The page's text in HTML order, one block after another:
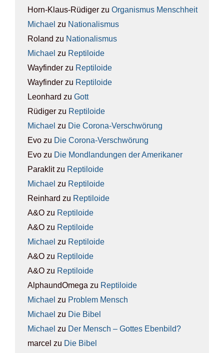
Horn-Klaus-Rüdiger zu Orga­nis­mus Mensch­heit
Michael zu Natio­na­lis­mus
Roland zu Natio­na­lis­mus
Michael zu Rep­ti­lo­ide
Wayfinder zu Rep­ti­lo­ide
Wayfinder zu Rep­ti­lo­ide
Leonhard zu Gott
Rüdiger zu Rep­ti­lo­ide
Michael zu Die Coro­na-Ver­schwö­rung
Evo zu Die Coro­na-Ver­schwö­rung
Evo zu Die Mond­lan­dun­gen der Ame­ri­ka­ner
Paraklitzu Rep­ti­lo­ide
Michael zu Rep­ti­lo­ide
Reinhard zu Rep­ti­lo­ide
A&O zu Rep­ti­lo­ide
A&O zu Rep­ti­lo­ide
Michael zu Rep­ti­lo­ide
A&O zu Rep­ti­lo­ide
A&O zu Rep­ti­lo­ide
AlphaundOmega zu Rep­ti­lo­ide
Michael zu Pro­blem Mensch
Michael zu Die Bibel
Michael zu Der Mensch – Got­tes Eben­bild?
marcel zu Die Bibel